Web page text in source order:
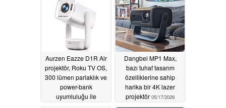
Aurzen Eazze D1R Air
projektör, Roku TV OS,
300 lümen parlaklık ve
power-bank
uyumluluğu ile
Dangbei MP1 Max,
bazı tuhaf tasarım
özelliklerine sahip
harika bir 4K lazer
projektör 05/17/2026